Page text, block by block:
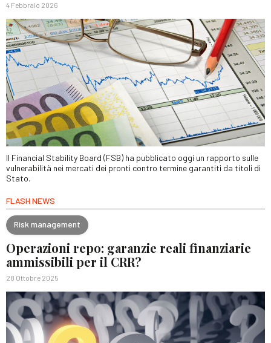
4 Febbraio 2026
Il Financial Stability Board (FSB) ha pubblicato oggi un rapporto sulle
vulnerabilità nei mercati dei pronti contro termine garantiti da titoli di
Stato.
FLASH NEWS
Risk management
Operazioni repo: garanzie reali finanziarie
ammissibili per il CRR?
28 Ottobre 2025